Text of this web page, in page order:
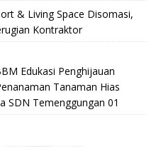
& Living Space Disomasi,
Kontraktor
Edukasi Penghijauan
Tanaman Hias
SDN Temenggungan 01